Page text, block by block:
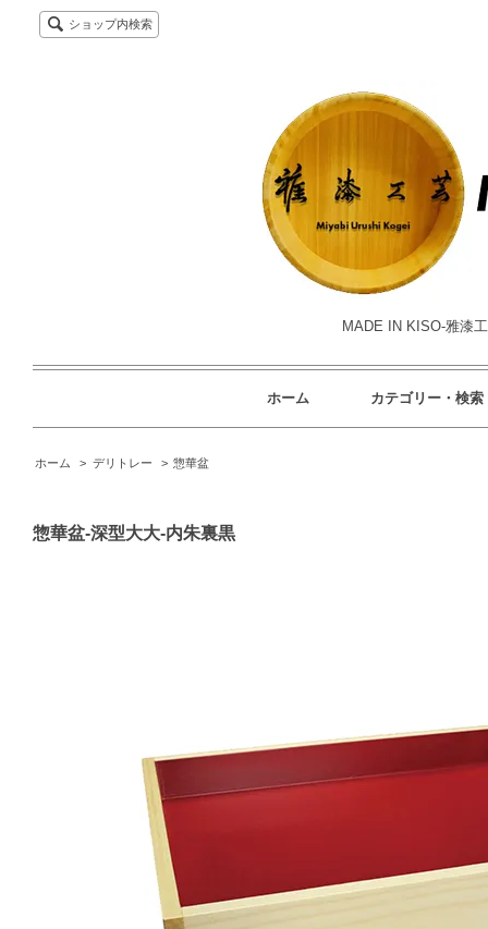
ショップ内検索
MADE IN KISO-雅漆
ホーム カテゴリー・検索
ホーム > デリトレー > 惣華盆
惣華盆-深型大大-内朱裏黒